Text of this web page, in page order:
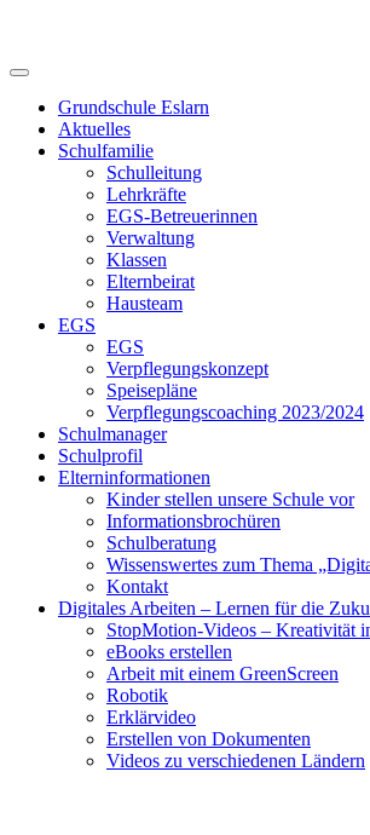
Grundschule Eslarn
Aktuelles
Schulfamilie
Schulleitung
Lehrkräfte
EGS-Betreuerinnen
Verwaltung
Klassen
Elternbeirat
Hausteam
EGS
EGS
Verpflegungskonzept
Speisepläne
Verpflegungscoaching 2023/2024
Schulmanager
Schulprofil
Elterninformationen
Kinder stellen unsere Schule vor
Informationsbrochüren
Schulberatung
Wissenswertes zum Thema
Kontakt
Digitales Arbeiten – Lernen für die
StopMotion-Videos – Kreativität
eBooks erstellen
Arbeit mit einem GreenScreen
Robotik
Erklärvideo
Erstellen von Dokumenten
Videos zu verschiedenen Ländern